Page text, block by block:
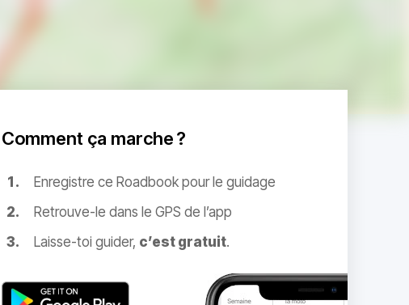
Comment ça marche ?
Enregistre ce Roadbook pour le guidage
Retrouve-le dans le GPS de l’app
Laisse-toi guider, c’est gratuit.